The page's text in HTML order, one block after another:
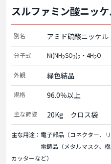
スルファミン酸ニッ
別名 アミド硫酸ニッケル
分子式 Ni(NH2SO3)2 ・4H2O
外観 緑色結晶
規格 96.0％以上
主な荷姿 20Kg　クロス袋
主な用途：電子部品（コネクター、
電鋳品（メタルマスク、樹脂
カッターなど）